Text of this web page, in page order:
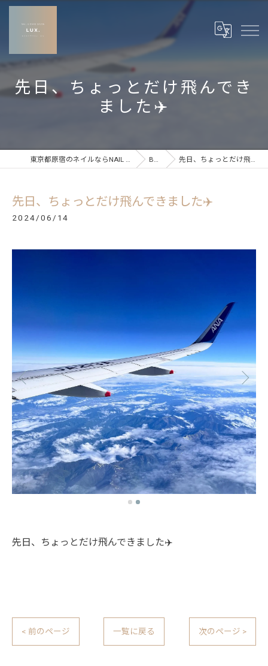
先日、ちょっとだけ飛んでき
ました✈️
東京都原宿のネイルならNAIL & CARE SALON LUX BLOG 先日、ちょっとだけ飛んできました✈️
先日、ちょっとだけ飛んできました✈️
2024/06/14
先日、ちょっとだけ飛んできました✈️
< 前のページ 一覧に戻る 次のページ >